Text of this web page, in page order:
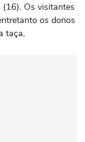
Os visitantes
os donos
taça.